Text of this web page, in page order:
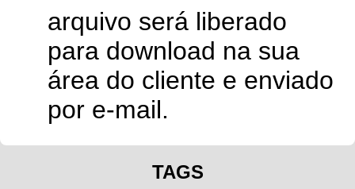
arquivo será liberado
para download na sua
área do cliente e enviado
por e-mail.
TAGS